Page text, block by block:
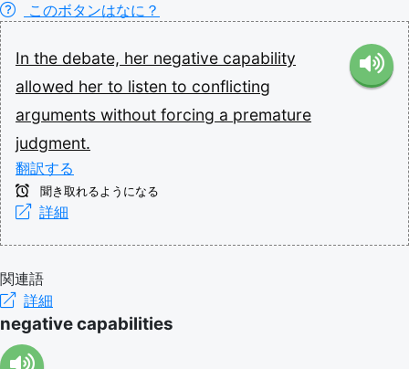
このボタンはなに？
In the debate, her negative capability
allowed her to listen to conflicting
arguments without forcing a premature
judgment.
翻訳する
聞き取れるようになる
詳細
関連語
詳細
negative capabilities